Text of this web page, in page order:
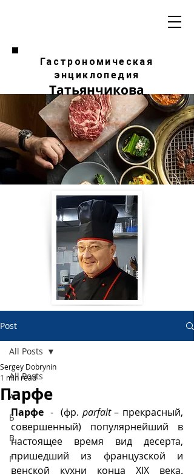
Гастрономическая
энциклопедия
Татьянчикова
Post
All Posts
А
Б
В
Г
All Posts
Парфе
Sergey Dobrynin
1 min read
Парфе -  (фр. parfait – прекрасный,
совершенный) популярнейший в
настоящее время вид десерта,
пришедший из французской и
венской кухни конца XIX века.